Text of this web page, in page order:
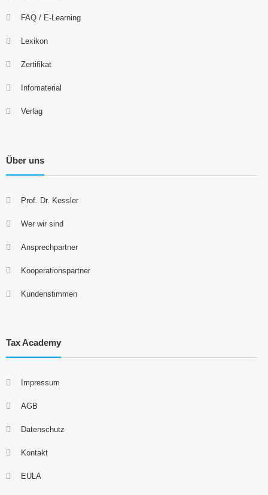
FAQ / E-Learning
Lexikon
Zertifikat
Infomaterial
Verlag
Über uns
Prof. Dr. Kessler
Wer wir sind
Ansprechpartner
Kooperationspartner
Kundenstimmen
Tax Academy
Impressum
AGB
Datenschutz
Kontakt
EULA